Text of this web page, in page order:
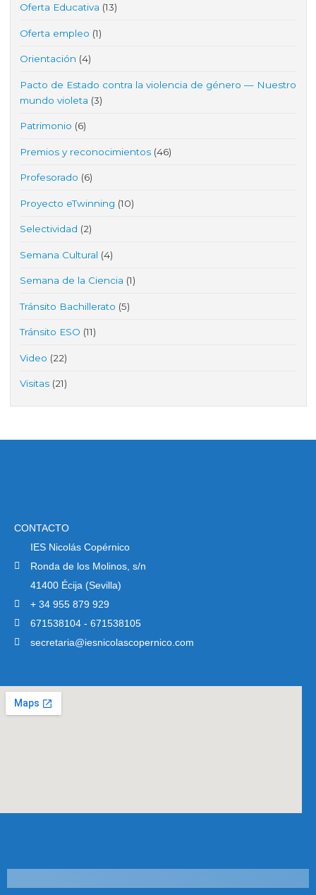
Oferta Educativa (13)
Oferta empleo (1)
Orientación (4)
Pacto de Estado contra la violencia de género — Nuestro
mundo violeta (3)
Patrimonio (6)
Premios y reconocimientos (46)
Profesorado (6)
Proyecto eTwinning (10)
Selectividad (2)
Semana Cultural (4)
Semana de la Ciencia (1)
Tránsito Bachillerato (5)
Tránsito ESO (11)
Video (22)
Visitas (21)
CONTACTO
IES Nicolás Copérnico
Ronda de los Molinos, s/n
41400 Écija (Sevilla)
+ 34 955 879 929
671538104 - 671538105
secretaria@iesnicolascopernico.com